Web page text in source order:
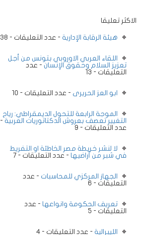
الاكثر تعليقا
هيئة الرقابة الإدارية - عدد التعليقات - 38
اللقاء العربي الاوروبي بتونس من أجل
تعزيز السلام وحقوق الإنسان - عدد
التعليقات - 13
ابو العز الحريرى - عدد التعليقات - 10
الموجة الرابعة للتحول الديمقراطي: رياح
التغيير تعصف بعروش الدكتاتوريات العربية -
عدد التعليقات - 9
لا لنشر خريطة مصر الخاطئة او التفريط
في شبر من أراضيها - عدد التعليقات - 7
الجهاز المركزي للمحاسبات - عدد
التعليقات - 6
تعريف الحكومة وانواعها - عدد
التعليقات - 5
الليبرالية - عدد التعليقات - 4